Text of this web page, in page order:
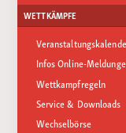
WETTKÄMPFE
Infos Online-
Wettkampfregeln
Service & Downloads
Wechselbörse